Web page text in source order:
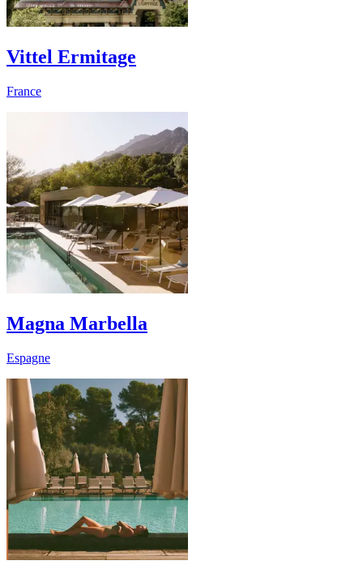
Vittel Ermitage
France
Magna Marbella
Espagne